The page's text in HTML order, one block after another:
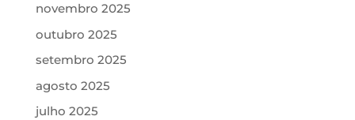
novembro 2025
outubro 2025
setembro 2025
agosto 2025
julho 2025